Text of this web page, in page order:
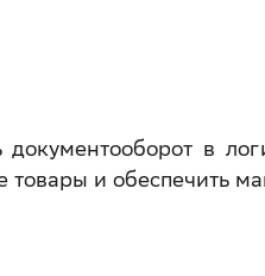
документооборот в
и обеспечить